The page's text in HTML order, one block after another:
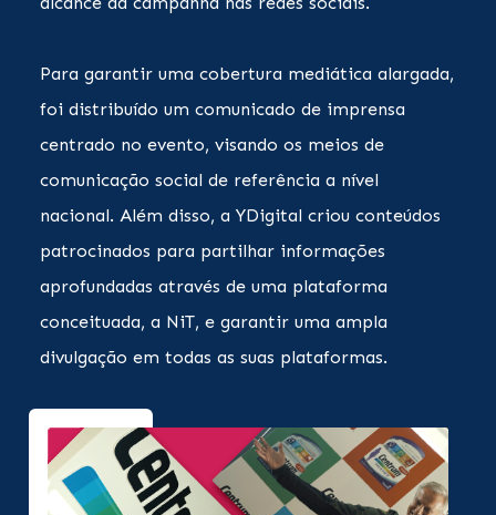
Para garantir uma cobertura mediática alargada,
foi distribuído um comunicado de imprensa
centrado no evento, visando os meios de
comunicação social de referência a nível
nacional. Além disso, a YDigital criou conteúdos
patrocinados para partilhar informações
aprofundadas através de uma plataforma
conceituada, a NiT, e garantir uma ampla
divulgação em todas as suas plataformas.